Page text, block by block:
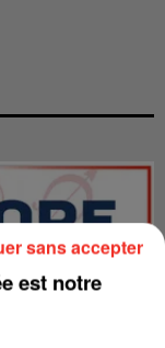
est notre
sans accepter